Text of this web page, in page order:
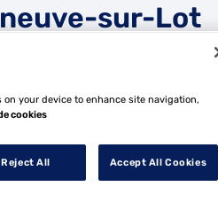
sur-Lot
sur-Lot
on your device to enhance site navigation,
cookies
Reject All Accept All Cookies